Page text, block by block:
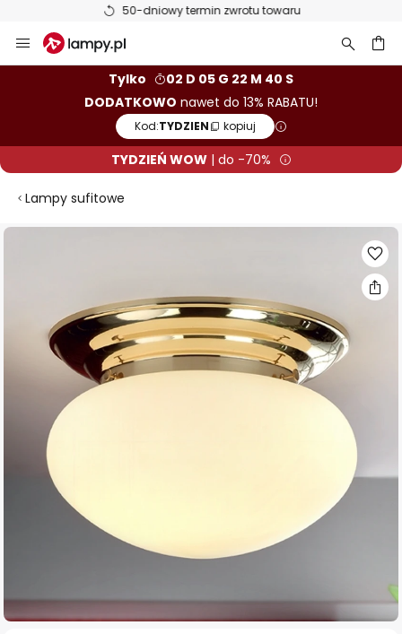
50-dniowy termin zwrotu towaru
Przejdź
do
Tylko
02 D 05 G 22 M 40 S
DODATKOWO nawet do 13% RABATU!
Kod:TYDZIEN kopiuj
TYDZIEŃ WOW| do -70%
Lampy sufitowe
Przejdź